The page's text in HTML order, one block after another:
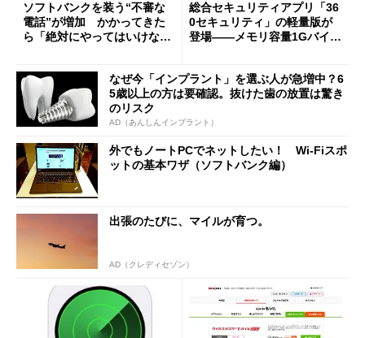
ソフトバンクを装う“不審な
電話”が増加 かかってきた
ら「絶対にやってはいけない
総合セキュリティアプリ「36
0セキュリティ」の軽量版が
登場――メモリ容量1Gバイト
なぜ今「インプラント」を選ぶ人が急増中？6
5歳以上の方は要確認。抜けた歯の放置は驚き
のリスク
AD（あんしんインプラント）
外でもノートPCでネットしたい！ Wi-Fiスポ
ットの基本ワザ（ソフトバンク編）
出張のたびに、マイルが育つ。
AD（クレディセゾン）